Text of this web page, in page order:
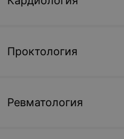
Проктология
Ревматология